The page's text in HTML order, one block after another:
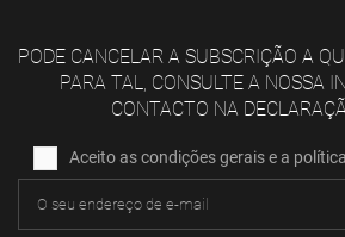
PODE CANCELAR A SUBSCRIÇÃO A
PARA TAL, CONSULTE A NOSSA
CONTACTO NA
Aceito as condições gerais e a